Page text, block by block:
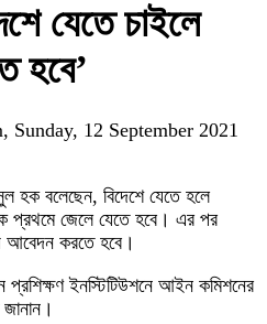
যেতে চাইলে
হবে’
Sunday, 12 September 2021
বলেছেন, বিদেশে যেতে হলে
প্রথমে জেলে যেতে হবে। এর পর
আবেদন করতে হবে।
প্রশিক্ষণ ইনস্টিটিউশনে আইন কমিশনের